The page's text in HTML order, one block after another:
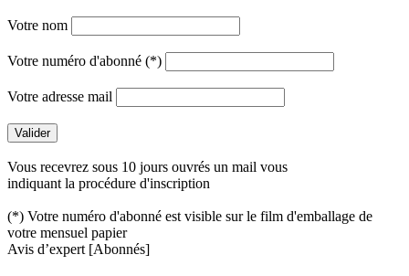
Votre nom
Votre numéro d'abonné (*)
Votre adresse mail
Vous recevrez sous 10 jours ouvrés un mail vous
indiquant la procédure d'inscription
(*) Votre numéro d'abonné est visible sur le film d'emballage de
votre mensuel papier
Avis d’expert [Abonnés]